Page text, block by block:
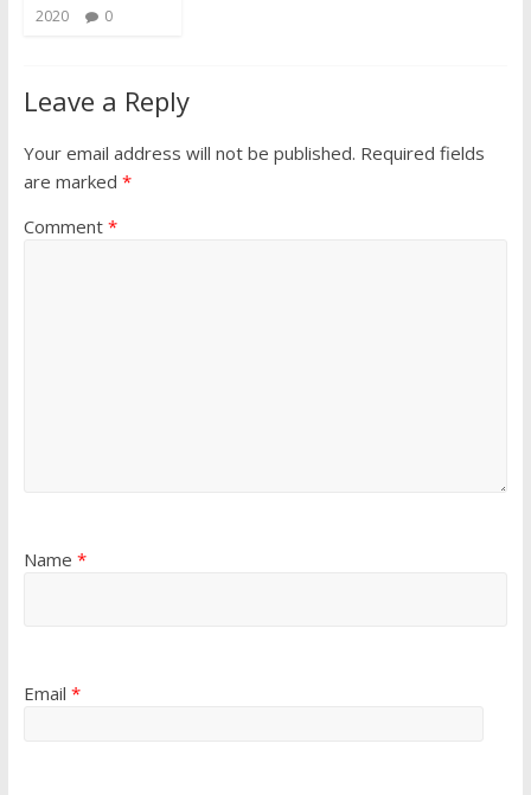
2020
0
Leave a Reply
Your email address will not be published. Required fields
are marked *
Comment *
Name *
Email *